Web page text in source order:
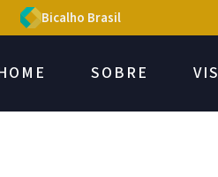
Bicalho Brasil
SOBRE